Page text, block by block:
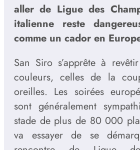
aller de Ligue des
italienne reste
comme un cador en
San Siro s’apprête à
couleurs, celles de la
oreilles. Les soirées
sont généralement
stade de plus de 80 000
va essayer de se